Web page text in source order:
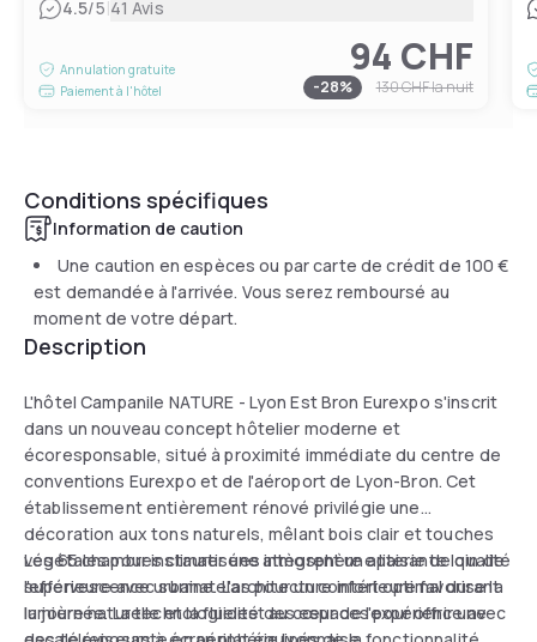
4.5/5|41 Avis
Annulation gratuite
Paiement à l'hôtel
94 CHF
-28% 130 CHFla nuit
Conditions spécifiques
Information de caution
Une caution en espèces ou par carte de crédit de 100 €
est demandée à l'arrivée. Vous serez remboursé au
moment de votre départ.
Description
L'hôtel Campanile NATURE - Lyon Est Bron Eurexpo s'inscrit
dans un nouveau concept hôtelier moderne et
écoresponsable, situé à proximité immédiate du centre de
conventions Eurexpo et de l'aéroport de Lyon-Bron. Cet
établissement entièrement rénové privilégie une
décoration aux tons naturels, mêlant bois clair et touches
végétales pour instaurer une atmosphère apaisante loin de
l'effervescence urbaine. L'architecture intérieure favorise la
lumière naturelle et la fluidité des espaces pour offrir une
Les 65 chambres climatisées intègrent une literie de qualité
supérieure avec surmatelas pour un confort optimal durant
la journée. La technologie est au cœur de l'expérience avec